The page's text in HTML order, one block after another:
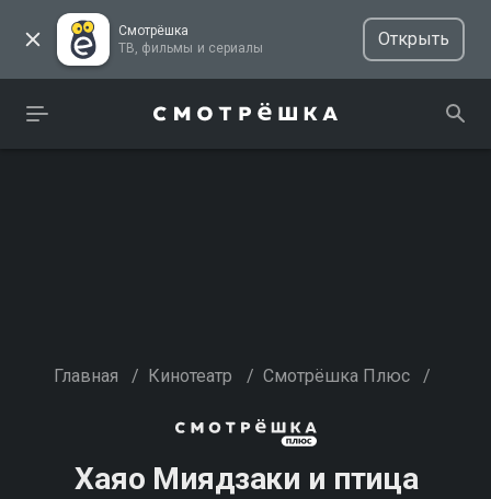
Смотрёшка
ТВ, фильмы и сериалы
Открыть
Главная / Кинотеатр / Смотрёшка Плюс /
Хаяо Миядзаки и птица